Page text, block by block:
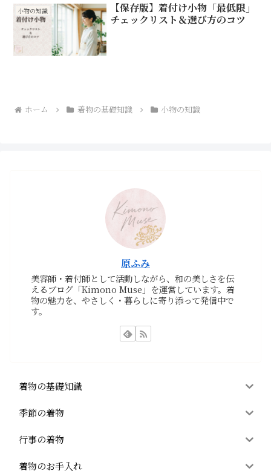
小物の知識
【保存版】着付け小物「最低限」
チェックリスト＆選び方のコツ
ホーム 着物の基礎知識 小物の知識
原ふみ
美容師・着付師として活動しながら、和の美しさを伝
えるブログ「Kimono Muse」を運営しています。着
物の魅力を、やさしく・暮らしに寄り添って発信中で
す。
着物の基礎知識
季節の着物
行事の着物
着物のお手入れ